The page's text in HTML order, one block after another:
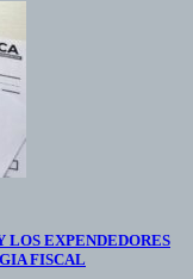
LOS EXPENDEDORES
FISCAL